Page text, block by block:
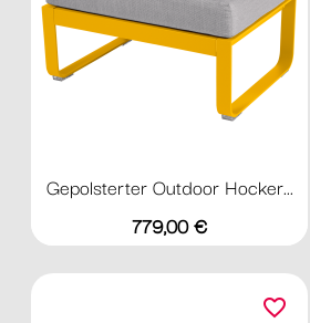
Gepolsterter Outdoor Hocker...
Preis
779,00 €
favorite_border